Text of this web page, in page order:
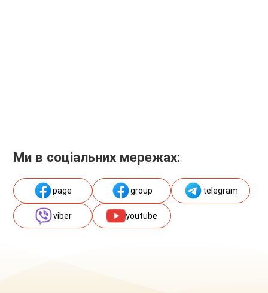
Ми в соціальних мережах:
page group telegram
viber youtube